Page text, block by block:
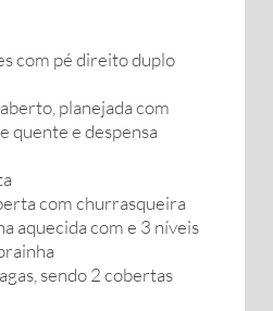
com pé direito duplo
planejada com
quente e despensa
com churrasqueira
aquecida com e 3 níveis
sendo 2 cobertas